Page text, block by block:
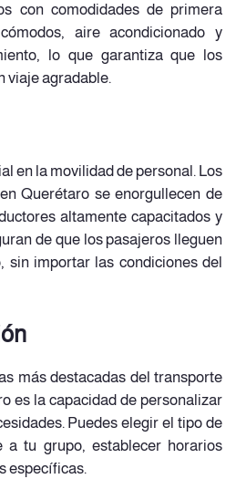
con comodidades de primera
aire acondicionado y
lo que garantiza que los
viaje agradable.
en la movilidad de personal. Los
Querétaro se enorgullecen de
altamente capacitados y
de que los pasajeros lleguen
sin importar las condiciones del
más destacadas del transporte
es la capacidad de personalizar
Puedes elegir el tipo de
a tu grupo, establecer horarios
específicas.